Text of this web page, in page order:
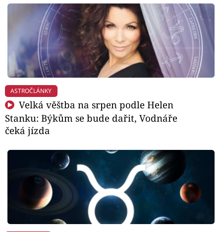
ASTROČLÁNKY
Velká věštba na srpen podle Helen
Stanku: Býkům se bude dařit, Vodnáře
čeká jízda